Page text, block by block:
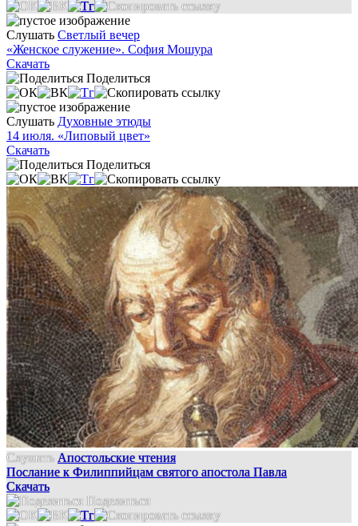
Слушать Светлый вечер
«Женское служение». София Мошура
Скачать
Поделиться
Слушать Духовные этюды
14 июля. «Липовый цвет»
Скачать
Поделиться
Слушать Апостольские чтения
Послание к Филиппийцам святого апостола Павла
Скачать
Поделиться